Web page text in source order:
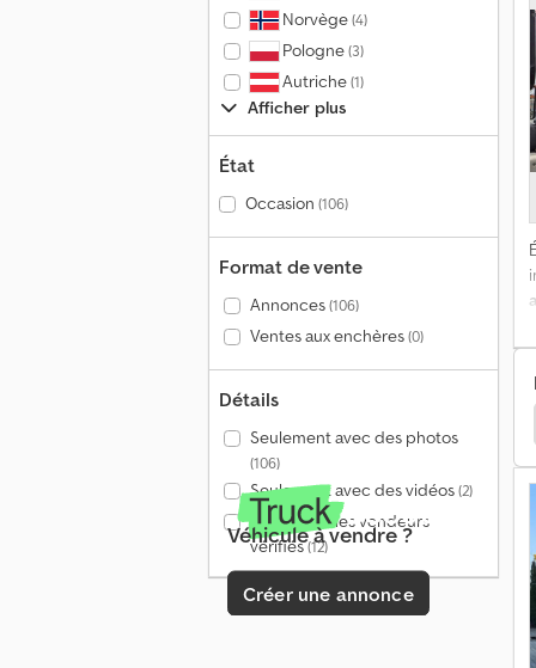
Norvège(4)
Pologne(3)
Autriche(1)
Afficher plus
État
Occasion (106)
Format de vente
Annonces(106)
Ventes aux enchères(0)
Détails
Seulement avec des photos
(106)
Seulement avec des vidéos(2)
Seulement les vendeurs
vérifiés(12)
Véhicule à vendre ?
Créer une annonce
Meiller Benne Trilaterial